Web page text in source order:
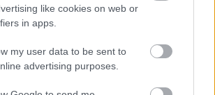
like cookies on web or
in apps.
my user data to be sent to
advertising purposes.
járó, hosszú távú
Emellett gyors növekedése és
révén ideális választás a
körülményekhez. Könnyen